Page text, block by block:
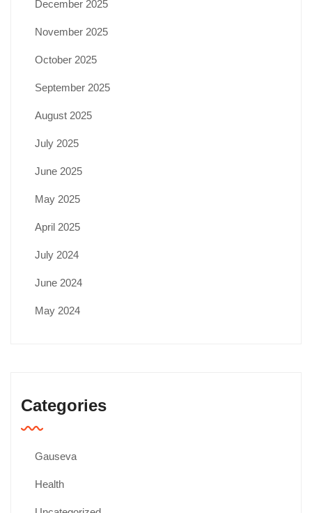
December 2025
November 2025
October 2025
September 2025
August 2025
July 2025
June 2025
May 2025
April 2025
July 2024
June 2024
May 2024
Categories
Gauseva
Health